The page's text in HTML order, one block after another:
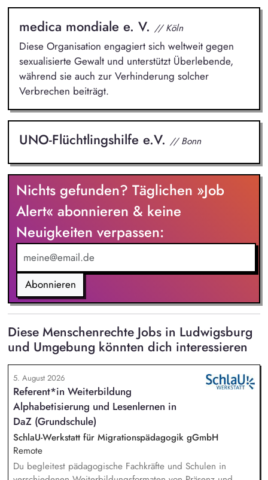
medica mondiale e. V. // Köln
Diese Organisation engagiert sich weltweit gegen
sexualisierte Gewalt und unterstützt Überlebende,
während sie auch zur Verhinderung solcher
Verbrechen beiträgt.
UNO-Flüchtlingshilfe e.V. // Bonn
Nichts gefunden? Täglichen »Job
Alert« abonnieren & keine
Neuigkeiten verpassen:
Abonnieren
Diese Menschenrechte Jobs in Ludwigsburg
und Umgebung könnten dich interessieren
5. August 2026
Referent*in Weiterbildung
Alphabetisierung und Lesenlernen in
DaZ (Grundschule)
SchlaU-Werkstatt für Migrationspädagogik gGmbH
Remote
Du begleitest pädagogische Fachkräfte und Schulen in